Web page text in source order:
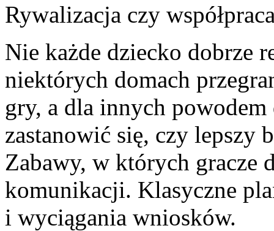
Rywalizacja czy
Nie każde dziecko dobrze
niektórych domach
gry, a dla innych
zastanowić się, czy lepszy
Zabawy, w których gracze
komunikacji. Klasyczne
i wyciągania wniosków.